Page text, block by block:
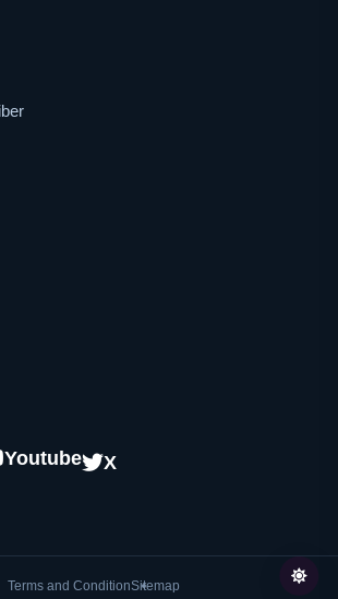
Youtube X
Terms and ConditionSitemap